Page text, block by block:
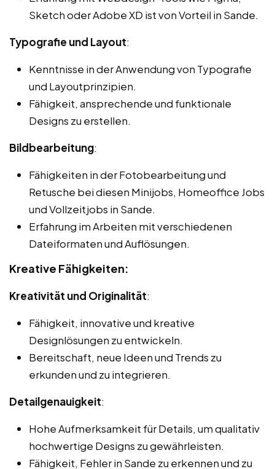
Sketch oder Adobe XD ist von Vorteil in Sande.
Typografie und Layout:
Kenntnisse in der Anwendung von Typografie
und Layoutprinzipien.
Fähigkeit, ansprechende und funktionale
Designs zu erstellen.
Bildbearbeitung:
Fähigkeiten in der Fotobearbeitung und
Retusche bei diesen Minijobs, Homeoffice Jobs
und Vollzeitjobs in Sande.
Erfahrung im Arbeiten mit verschiedenen
Dateiformaten und Auflösungen.
Kreative Fähigkeiten:
Kreativität und Originalität:
Fähigkeit, innovative und kreative
Designlösungen zu entwickeln.
Bereitschaft, neue Ideen und Trends zu
erkunden und zu integrieren.
Detailgenauigkeit:
Hohe Aufmerksamkeit für Details, um qualitativ
hochwertige Designs zu gewährleisten.
Fähigkeit, Fehler in Sande zu erkennen und zu